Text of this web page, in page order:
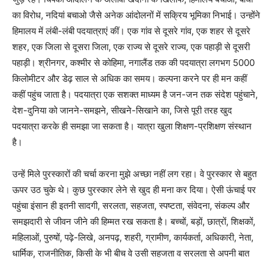
का विरोध, नदियां बचाओ जैसे अनेक आंदोलनों में सक्रिय भूमिका निभाई। उन्होंने
हिमालय में लंबी-लंबी पदयात्राएं कीं। एक गांव से दूसरे गांव, एक शहर से दूसरे
शहर, एक जिला से दूसरा जिला, एक राज्य से दूसरे राज्य, एक पहाड़ी से दूसरी
पहाड़ी। श्रीनगर, कश्मीर से कोहिमा, नगालैंड तक की पदयात्रा लगभग 5000
किलोमीटर और डेढ़ साल से अधिक का समय। कल्पना करने पर ही मन कहीं
कहीं पहुंच जाता है। पदयात्रा एक सशक्त माध्यम है जन-जन तक संदेश पहुंचाने,
देश-दुनिया को जानने-समझने, सीखने-सिखाने का, जिसे पूरी तरह खुद
पदयात्रा करके ही समझा जा सकता है। यात्रा खुला शिक्षण-प्रशिक्षण संस्थान
है।
उन्हें मिले पुरस्कारों की चर्चा करना मुझे अच्छा नहीं लग रहा। वे पुरस्कार से बहुत
ऊपर उठ चुके थे। कुछ पुरस्कार लेने से खुद ही मना कर दिया। ऐसी ऊंचाई पर
पहुंचा इंसान ही इतनी सादगी, सरलता, सहजता, स्पष्टता, संवेदना, संकल्प और
समझदारी से जीवन जीने की हिम्मत रख सकता है। बच्चों, बड़ों, छात्रों, शिक्षकों,
महिलाओं, पुरुषों, पढ़े-लिखे, अनपढ़, शहरी, ग्रामीण, कार्यकर्ता, अधिकारी, नेता,
धार्मिक, राजनीतिक, किसी के भी बीच वे उसी सहजता व सरलता से अपनी बात